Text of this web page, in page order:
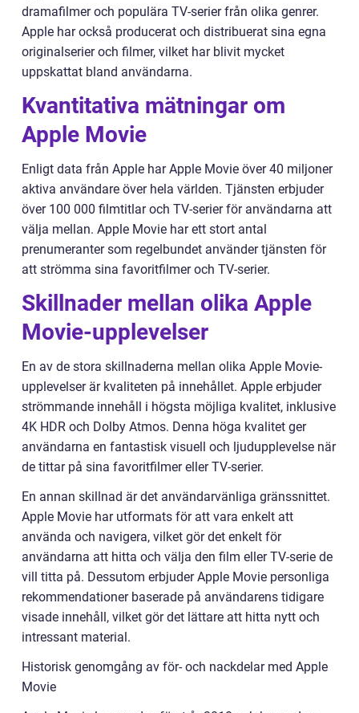
dramafilmer och populära TV-serier från olika genrer.
Apple har också producerat och distribuerat sina egna
originalserier och filmer, vilket har blivit mycket
uppskattat bland användarna.
Kvantitativa mätningar om
Apple Movie
Enligt data från Apple har Apple Movie över 40 miljoner
aktiva användare över hela världen. Tjänsten erbjuder
över 100 000 filmtitlar och TV-serier för användarna att
välja mellan. Apple Movie har ett stort antal
prenumeranter som regelbundet använder tjänsten för
att strömma sina favoritfilmer och TV-serier.
Skillnader mellan olika Apple
Movie-upplevelser
En av de stora skillnaderna mellan olika Apple Movie-
upplevelser är kvaliteten på innehållet. Apple erbjuder
strömmande innehåll i högsta möjliga kvalitet, inklusive
4K HDR och Dolby Atmos. Denna höga kvalitet ger
användarna en fantastisk visuell och ljudupplevelse när
de tittar på sina favoritfilmer eller TV-serier.
En annan skillnad är det användarvänliga gränssnittet.
Apple Movie har utformats för att vara enkelt att
använda och navigera, vilket gör det enkelt för
användarna att hitta och välja den film eller TV-serie de
vill titta på. Dessutom erbjuder Apple Movie personliga
rekommendationer baserade på användarens tidigare
visade innehåll, vilket gör det lättare att hitta nytt och
intressant material.
Historisk genomgång av för- och nackdelar med Apple
Movie